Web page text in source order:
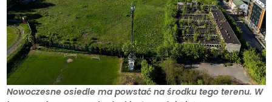
Nowoczesne osiedle ma powstać na środku tego terenu. W